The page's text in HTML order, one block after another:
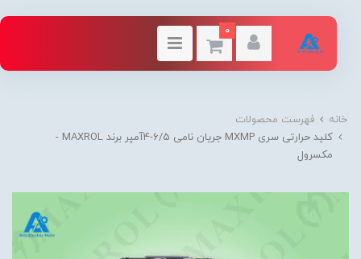
0
خانه
فهرست محصولات
کلید حرارتی سری MXMP جریان نامی 6/5-4آمپر برند MAXROL -
مکسرول